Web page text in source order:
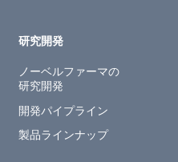
研究開発
ノーベルファーマの
研究開発
開発パイプライン
製品ラインナップ